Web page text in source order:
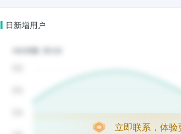
日新增用户
立即联系，体